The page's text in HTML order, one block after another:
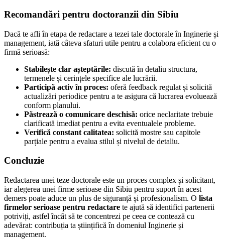
Recomandări pentru doctoranzii din Sibiu
Dacă te afli în etapa de redactare a tezei tale doctorale în Inginerie și
management, iată câteva sfaturi utile pentru a colabora eficient cu o
firmă serioasă:
Stabilește clar așteptările: discută în detaliu structura,
termenele și cerințele specifice ale lucrării.
Participă activ în proces: oferă feedback regulat și solicită
actualizări periodice pentru a te asigura că lucrarea evoluează
conform planului.
Păstrează o comunicare deschisă: orice neclaritate trebuie
clarificată imediat pentru a evita eventualele probleme.
Verifică constant calitatea: solicită mostre sau capitole
parțiale pentru a evalua stilul și nivelul de detaliu.
Concluzie
Redactarea unei teze doctorale este un proces complex și solicitant,
iar alegerea unei firme serioase din Sibiu pentru suport în acest
demers poate aduce un plus de siguranță și profesionalism. O lista
firmelor serioase pentru redactare te ajută să identifici partenerii
potriviți, astfel încât să te concentrezi pe ceea ce contează cu
adevărat: contribuția ta științifică în domeniul Inginerie și
management.